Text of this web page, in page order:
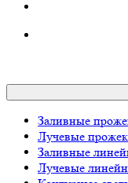
Заливные
Лучевые
Заливные
Лучевые